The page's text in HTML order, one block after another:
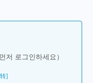
저 로그인하세요）
]